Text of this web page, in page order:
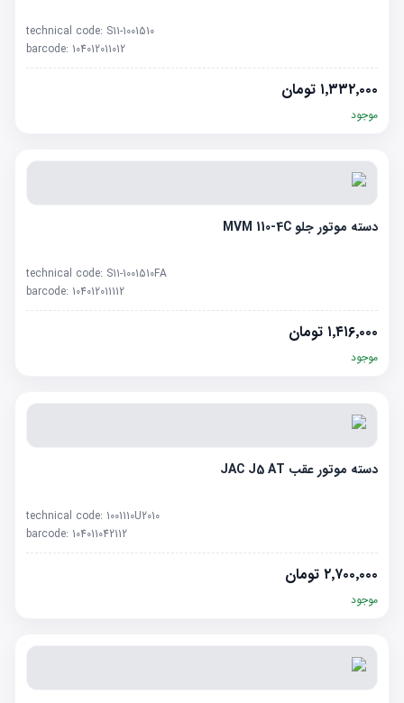
technical code: S11-1001510
barcode: 104012011012
۱٬۳۳۲٬۰۰۰ تومان
موجود
دسته موتور جلو MVM 110-4C
technical code: S11-1001510FA
barcode: 104012011112
۱٬۴۱۶٬۰۰۰ تومان
موجود
دسته موتور عقب JAC J5 AT
technical code: 1001110U2010
barcode: 104011042112
۲٬۷۰۰٬۰۰۰ تومان
موجود